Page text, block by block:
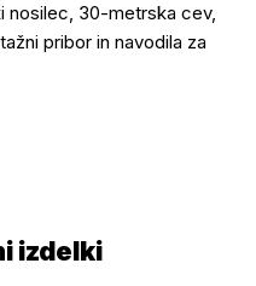
nosilec, 30-metrska cev,
pribor in navodila za
izdelki